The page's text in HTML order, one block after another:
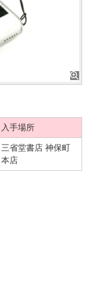
入手場所
三省堂書店 神保町
本店